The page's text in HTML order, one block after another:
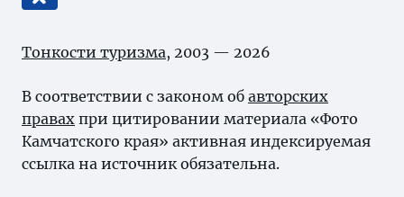
Тонкости туризма, 2003 — 2026
В соответствии с законом об авторских
правах при цитировании материала «Фото
Камчатского края» активная индексируемая
ссылка на источник обязательна.